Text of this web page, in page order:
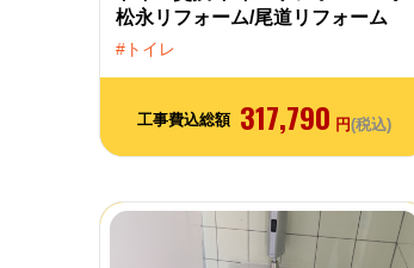
松永リフォーム/尾道リフォーム
トイレ
工事費込総額 317,790 円(税込)